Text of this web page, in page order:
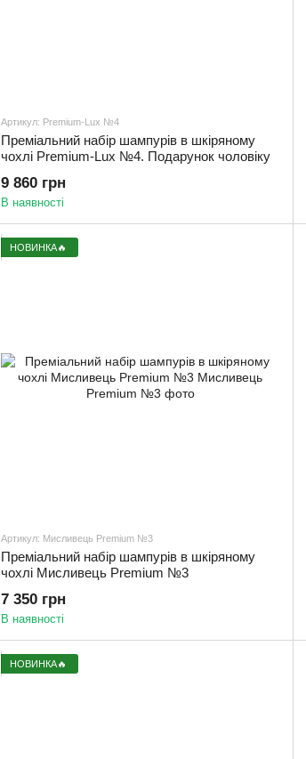
Артикул: Premium-Lux №4
Преміальний набір шампурів в шкіряному
чохлі Premium-Lux №4. Подарунок чоловіку
9 860 грн
В наявності
НОВИНКА🔥
Артикул: Мисливець Premium №3
Преміальний набір шампурів в шкіряному
чохлі Мисливець Premium №3
7 350 грн
В наявності
НОВИНКА🔥